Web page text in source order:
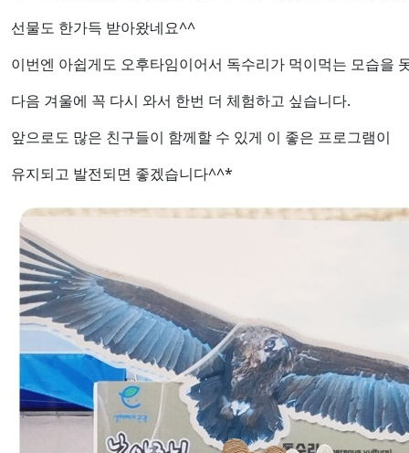
선물도 한가득 받아왔네요^^
이번엔 아쉽게도 오후타임이어서 독수리가 먹이먹는 모습을
다음 겨울에 꼭 다시 와서 한번 더 체험하고 싶습니다.
앞으로도 많은 친구들이 함께할 수 있게 이 좋은 프로그램이
유지되고 발전되면 좋겠습니다^^*